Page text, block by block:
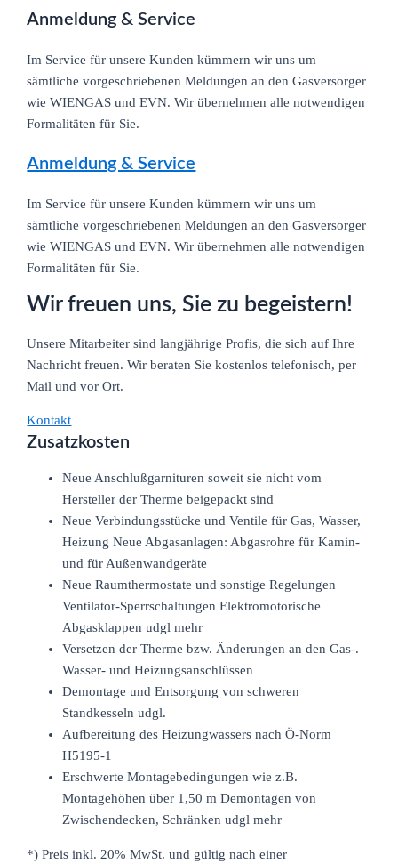
Anmeldung & Service
Im Service für unsere Kunden kümmern wir uns um
sämtliche vorgeschriebenen Meldungen an den Gasversorger
wie WIENGAS und EVN. Wir übernehmen alle notwendigen
Formalitäten für Sie.
Anmeldung & Service
Im Service für unsere Kunden kümmern wir uns um
sämtliche vorgeschriebenen Meldungen an den Gasversorger
wie WIENGAS und EVN. Wir übernehmen alle notwendigen
Formalitäten für Sie.
Wir freuen uns, Sie zu begeistern!
Unsere Mitarbeiter sind langjährige Profis, die sich auf Ihre
Nachricht freuen. Wir beraten Sie kostenlos telefonisch, per
Mail und vor Ort.
Kontakt
Zusatzkosten
Neue Anschlußgarnituren soweit sie nicht vom
Hersteller der Therme beigepackt sind
Neue Verbindungsstücke und Ventile für Gas, Wasser,
Heizung Neue Abgasanlagen: Abgasrohre für Kamin-
und für Außenwandgeräte
Neue Raumthermostate und sonstige Regelungen
Ventilator-Sperrschaltungen Elektromotorische
Abgasklappen udgl mehr
Versetzen der Therme bzw. Änderungen an den Gas-.
Wasser- und Heizungsanschlüssen
Demontage und Entsorgung von schweren
Standkesseln udgl.
Aufbereitung des Heizungwassers nach Ö-Norm
H5195-1
Erschwerte Montagebedingungen wie z.B.
Montagehöhen über 1,50 m Demontagen von
Zwischendecken, Schränken udgl mehr
*) Preis inkl. 20% MwSt. und gültig nach einer